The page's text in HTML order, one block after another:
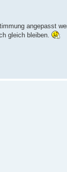
angepasst
gleich bleiben.